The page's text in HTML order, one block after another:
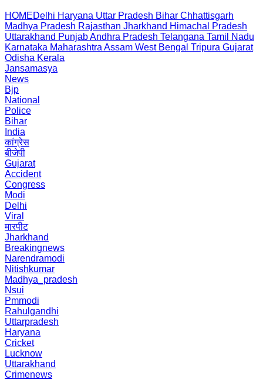
HOMEDelhi Haryana Uttar Pradesh Bihar Chhattisgarh
Madhya Pradesh Rajasthan Jharkhand Himachal Pradesh
Uttarakhand PunjabAndhra Pradesh Telangana Tamil Nadu
Karnataka Maharashtra Assam West Bengal Tripura Gujarat
Odisha Kerala
Jansamasya
News
Bjp
National
Police
Bihar
India
कांग्रेस
बीजेपी
Gujarat
Accident
Congress
Modi
Delhi
Viral
मारपीट
Jharkhand
Breakingnews
Narendramodi
Nitishkumar
Madhya_pradesh
Nsui
Pmmodi
Rahulgandhi
Uttarpradesh
Haryana
Cricket
Lucknow
Uttarakhand
Crimenews